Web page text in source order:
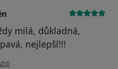
milá, důkladná,
nejlepší!!!
Váš účet byl odstraněn